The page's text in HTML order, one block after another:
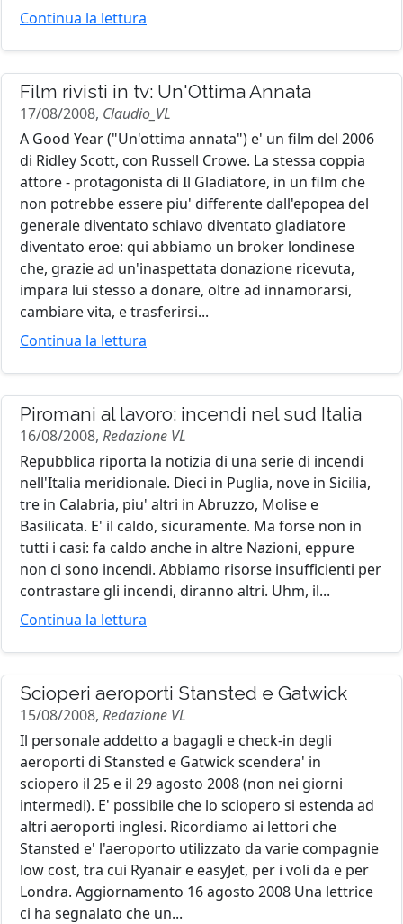
Continua la lettura
Film rivisti in tv: Un'Ottima Annata
17/08/2008, Claudio_VL
A Good Year ("Un'ottima annata") e' un film del 2006
di Ridley Scott, con Russell Crowe. La stessa coppia
attore - protagonista di Il Gladiatore, in un film che
non potrebbe essere piu' differente dall'epopea del
generale diventato schiavo diventato gladiatore
diventato eroe: qui abbiamo un broker londinese
che, grazie ad un'inaspettata donazione ricevuta,
impara lui stesso a donare, oltre ad innamorarsi,
cambiare vita, e trasferirsi...
Continua la lettura
Piromani al lavoro: incendi nel sud Italia
16/08/2008, Redazione VL
Repubblica riporta la notizia di una serie di incendi
nell'Italia meridionale. Dieci in Puglia, nove in Sicilia,
tre in Calabria, piu' altri in Abruzzo, Molise e
Basilicata. E' il caldo, sicuramente. Ma forse non in
tutti i casi: fa caldo anche in altre Nazioni, eppure
non ci sono incendi. Abbiamo risorse insufficienti per
contrastare gli incendi, diranno altri. Uhm, il...
Continua la lettura
Scioperi aeroporti Stansted e Gatwick
15/08/2008, Redazione VL
Il personale addetto a bagagli e check-in degli
aeroporti di Stansted e Gatwick scendera' in
sciopero il 25 e il 29 agosto 2008 (non nei giorni
intermedi). E' possibile che lo sciopero si estenda ad
altri aeroporti inglesi. Ricordiamo ai lettori che
Stansted e' l'aeroporto utilizzato da varie compagnie
low cost, tra cui Ryanair e easyJet, per i voli da e per
Londra. Aggiornamento 16 agosto 2008 Una lettrice
ci ha segnalato che un...